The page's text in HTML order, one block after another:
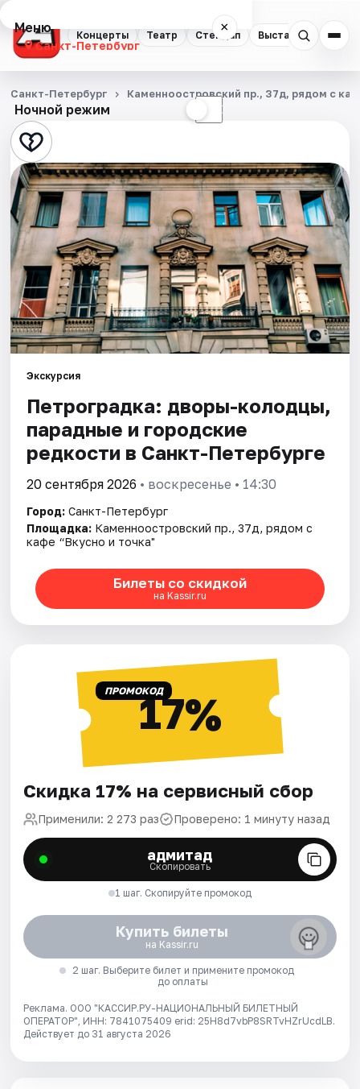
Концерты Театр Стендап Выставки
Меню ×
Санкт-Петербург
Концерты
Театр
Стендап
Выставки
Квесты
Экскурсии
Спорт
События
Города
Площадки
Артисты
Рейтинги
Ночной режим ☾
Санкт-Петербург Каменноостровский пр., 37д, рядом с
Экскурсия
Петроградка: дворы-колодцы,
парадные и городские
редкости в Санкт-Петербурге
20 сентября 2026 • воскресенье • 14:30
Город: Санкт-Петербург
Площадка: Каменноостровский пр., 37д, рядом с
кафе “Вкусно и точка"
Билеты со скидкой
на Kassir.ru
ПРОМОКОД17%
Скидка 17% на сервисный сбор
Применили: 2 273 раз Проверено: 1 минуту назад
адмитад
Скопировать
1 шаг. Скопируйте промокод
Купить билеты
на Kassir.ru
2 шаг. Выберите билет и примените промокод
до оплаты
Реклама. ООО "КАССИР.РУ-НАЦИОНАЛЬНЫЙ БИЛЕТНЫЙ
ОПЕРАТОР", ИНН: 7841075409 erid: 25H8d7vbP8SRTvHZrUcdLB.
Действует до 31 августа 2026